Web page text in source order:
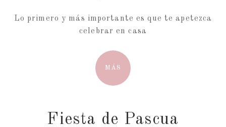
Lo primero y más importante es que te apetezca
celebrar en casa
MÁS
Fiesta de Pascua